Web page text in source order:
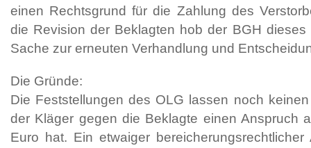
einen Rechtsgrund für die Zahlung des
die Revision der Beklagten hob der BGH
Sache zur erneuten Verhandlung und
Die Gründe:
Die Feststellungen des OLG lassen noch
der Kläger gegen die Beklagte einen Anspruch
Euro hat. Ein etwaiger